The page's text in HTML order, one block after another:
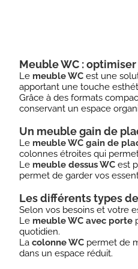
Meuble WC :
Le meuble WC est une
apportant une touche
Grâce à des formats
conservant un espace
Un meuble gain de
Le meuble WC gain de
colonnes étroites qui
Le meuble dessus WC est
permet de garder vos
Les différents types
Selon vos besoins et votre
Le meuble WC avec porte
quotidien.
La colonne WC permet de
dans un espace réduit.